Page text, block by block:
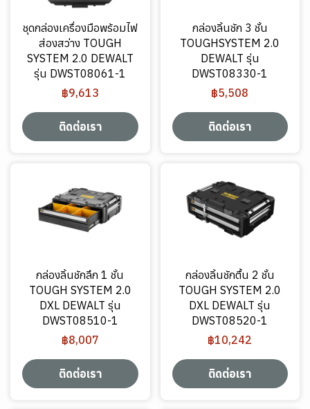
ชุดกล่องเครื่องมือพร้อมไฟ
ส่องสว่าง TOUGH
SYSTEM 2.0 DEWALT
รุ่น DWST08061-1
฿9,613
ติดต่อเรา
กล่องลิ้นชัก 3 ชั้น
TOUGHSYSTEM 2.0
DEWALT รุ่น
DWST08330-1
฿5,508
ติดต่อเรา
กล่องลิ้นชักลึก 1 ชั้น
TOUGH SYSTEM 2.0
DXL DEWALT รุ่น
DWST08510-1
฿8,007
ติดต่อเรา
กล่องลิ้นชักตื้น 2 ชั้น
TOUGH SYSTEM 2.0
DXL DEWALT รุ่น
DWST08520-1
฿10,242
ติดต่อเรา